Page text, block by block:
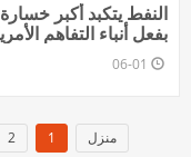
النفط يتكبد أكبر
بفعل أنباء التفاهم
06-01
منزل 1
2